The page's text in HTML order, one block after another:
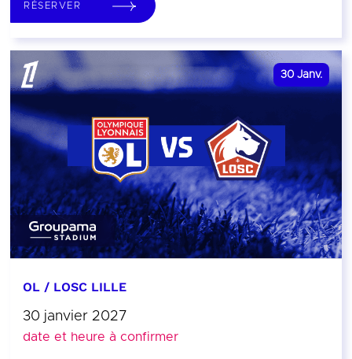
RÉSERVER
30 Janv.
OL / LOSC LILLE
30 janvier 2027
date et heure à confirmer